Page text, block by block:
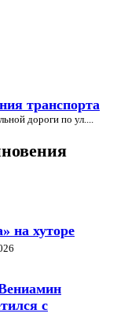
транспорта
дороги по ул....
на хуторе
с